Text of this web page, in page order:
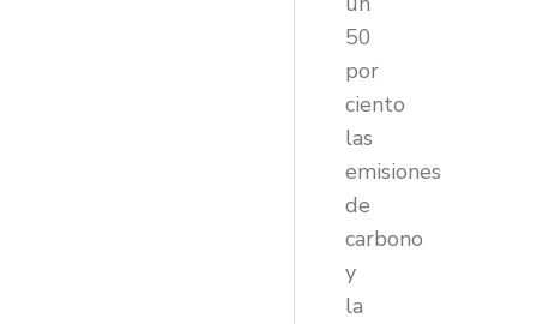
50
por
ciento
las
emisiones
de
carbono
y
la